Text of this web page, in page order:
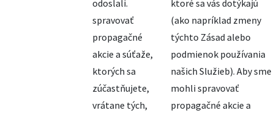
odoslali.
spravovať
propagačné
akcie a súťaže,
ktorých sa
zúčastňujete,
vrátane tých,
ktoré sa vás dotýkajú
(ako napríklad zmeny
týchto Zásad alebo
podmienok používania
našich Služieb). Aby sme
mohli spravovať
propagačné akcie a